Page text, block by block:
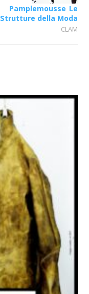
Pamplemousse_Le
Strutture della Moda
CLAM